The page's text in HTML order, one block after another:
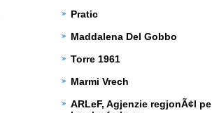
Pratic
Maddalena Del Gobbo
Torre 1961
Marmi Vrech
ARLeF, Agjenzie regjonÃ¢l pe